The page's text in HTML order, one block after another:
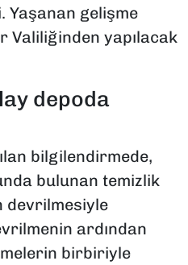
gelişme
Valiliğinden yapılacak
depoda
bilgilendirmede,
bulunan temizlik
devrilmesiyle
ardından
birbiriyle